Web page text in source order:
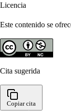
Licencia
Este contenido se
Cita sugerida
Copiar cita